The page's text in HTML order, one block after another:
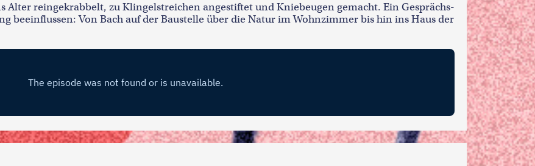
reingekrabbelt, zu Klingelstreichen angestiftet und Kniebeugen gemacht. Ein Gesprächs-
beeinflussen: Von Bach auf der Baustelle über die Natur im Wohnzimmer bis hin ins Haus der